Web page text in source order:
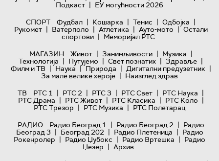
Подкаст | ЕУ могућности 2026
СПОРТ
Фудбал | Кошарка | Тенис | Одбојка |
Рукомет | Ватерполо | Атлетика | Ауто-мото | Остали
спортови | Меморијал РТС
МАГАЗИН
Живот | Занимљивости | Музика |
Технологијa | Путујемо | Свет познатих | Здравље |
Филм и ТВ | Наука | Природа | Дигитални предузетник |
За мале велике хероје | Наизглед здрав
ТВ
РТС 1 | РТС 2 | РТС 3 | РТС Свет | РТС Наука |
РТС Драма | РТС Живот | РТС Класика | РТС Коло |
РТС Трезор | РТС Музика | РТС Полетарац
РАДИО
Радио Београд 1 | Радио Београд 2 | Радио
Београд 3 | Београд 202 | Радио Плетеница | Радио
Рокенролер | Радио Џубокс | Радио Вртешка | Радио
Џезер | Архив